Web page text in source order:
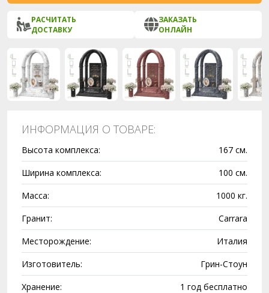
РАСЧИТАТЬ
ДОСТАВКУ
ЗАКАЗАТЬ
ОНЛАЙН
ИНФОРМАЦИЯ О ТОВАРЕ:
Высота комплекса:
167 см.
Ширина комплекса:
100 см.
Масса:
1000 кг.
Гранит:
Carrara
Месторождение:
Италия
Изготовитель:
Грин-Стоун
Хранение:
1 год бесплатно